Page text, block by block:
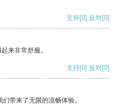
支持[0] 反对[0]
来非常舒服。
支持[0] 反对[0]
带来了无限的流畅体验。